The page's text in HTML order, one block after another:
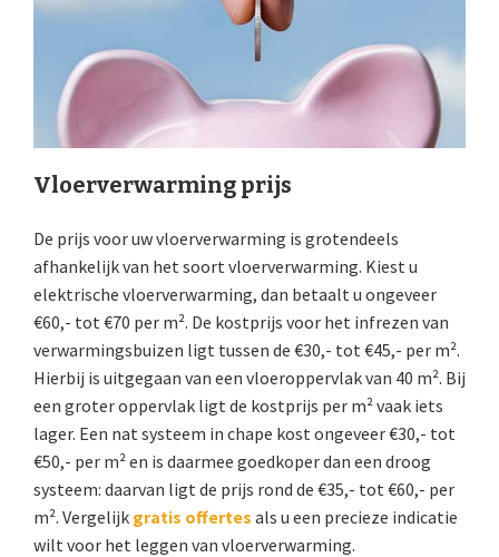
Vloerverwarming prijs
De prijs voor uw vloerverwarming is grotendeels
afhankelijk van het soort vloerverwarming. Kiest u
elektrische vloerverwarming, dan betaalt u ongeveer
€60,- tot €70 per m². De kostprijs voor het infrezen van
verwarmingsbuizen ligt tussen de €30,- tot €45,- per m².
Hierbij is uitgegaan van een vloeroppervlak van 40 m². Bij
een groter oppervlak ligt de kostprijs per m² vaak iets
lager. Een nat systeem in chape kost ongeveer €30,- tot
€50,- per m² en is daarmee goedkoper dan een droog
systeem: daarvan ligt de prijs rond de €35,- tot €60,- per
m². Vergelijk gratis offertes als u een precieze indicatie
wilt voor het leggen van vloerverwarming.